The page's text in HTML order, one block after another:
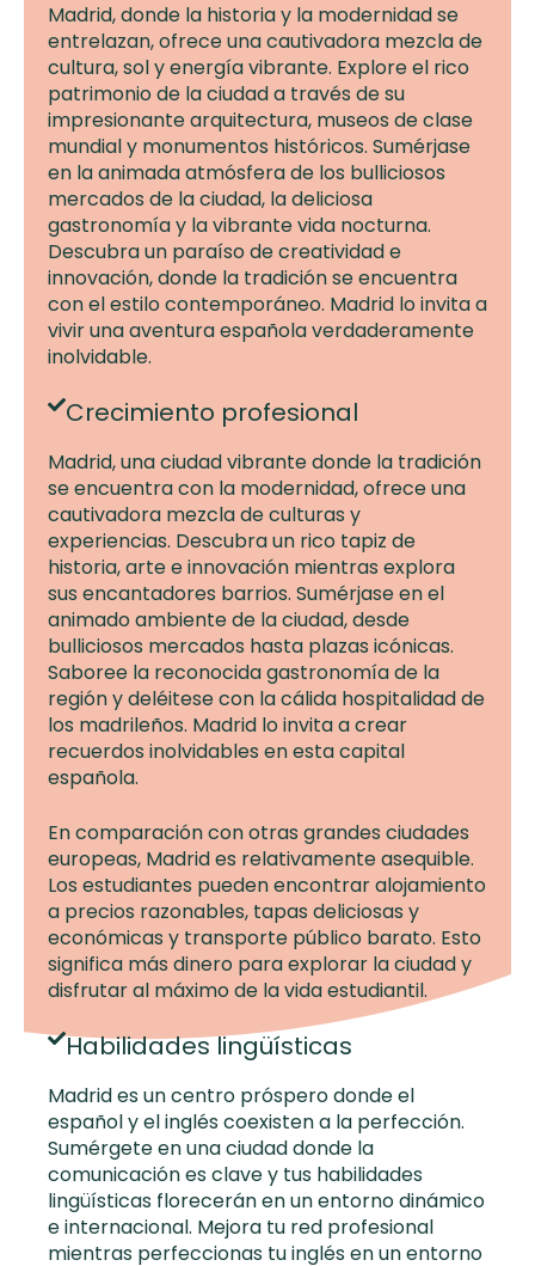
Madrid, donde la historia y la modernidad se
entrelazan, ofrece una cautivadora mezcla de
cultura, sol y energía vibrante. Explore el rico
patrimonio de la ciudad a través de su
impresionante arquitectura, museos de clase
mundial y monumentos históricos. Sumérjase
en la animada atmósfera de los bulliciosos
mercados de la ciudad, la deliciosa
gastronomía y la vibrante vida nocturna.
Descubra un paraíso de creatividad e
innovación, donde la tradición se encuentra
con el estilo contemporáneo. Madrid lo invita a
vivir una aventura española verdaderamente
inolvidable.
Crecimiento profesional
Madrid, una ciudad vibrante donde la tradición
se encuentra con la modernidad, ofrece una
cautivadora mezcla de culturas y
experiencias. Descubra un rico tapiz de
historia, arte e innovación mientras explora
sus encantadores barrios. Sumérjase en el
animado ambiente de la ciudad, desde
bulliciosos mercados hasta plazas icónicas.
Saboree la reconocida gastronomía de la
región y deléitese con la cálida hospitalidad de
los madrileños. Madrid lo invita a crear
recuerdos inolvidables en esta capital
española.
En comparación con otras grandes ciudades
europeas, Madrid es relativamente asequible.
Los estudiantes pueden encontrar alojamiento
a precios razonables, tapas deliciosas y
económicas y transporte público barato. Esto
significa más dinero para explorar la ciudad y
disfrutar al máximo de la vida estudiantil.
Habilidades lingüísticas
Madrid es un centro próspero donde el
español y el inglés coexisten a la perfección.
Sumérgete en una ciudad donde la
comunicación es clave y tus habilidades
lingüísticas florecerán en un entorno dinámico
e internacional. Mejora tu red profesional
mientras perfeccionas tu inglés en un entorno